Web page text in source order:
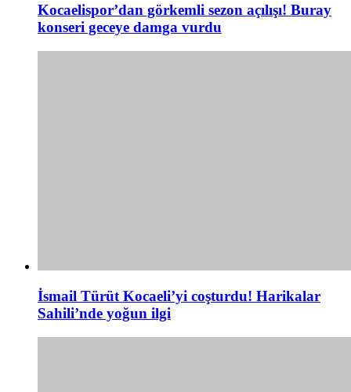
Kocaelispor’dan görkemli sezon açılışı! Buray
konseri geceye damga vurdu
İsmail Türüt Kocaeli’yi coşturdu! Harikalar
Sahili’nde yoğun ilgi